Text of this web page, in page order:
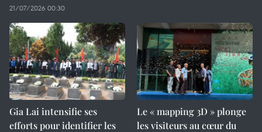
21/07/2026 00:30
Gia Lai intensifie ses
efforts pour identifier les
Le « mapping 3D » plonge
les visiteurs au cœur du